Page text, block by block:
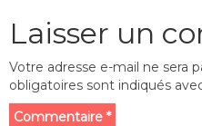
Laisser un
Votre adresse e-mail ne sera
obligatoires sont indiqués
Commentaire *